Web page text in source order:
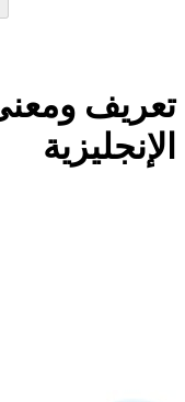
الإنجليزية